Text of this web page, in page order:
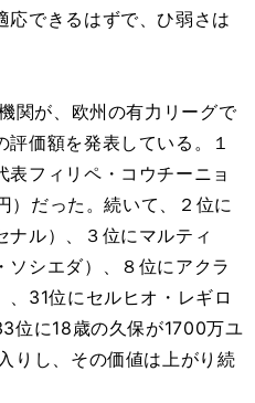
応できるはずで、ひ弱さは
関が、欧州の有力リーグで
価額を発表している。１
フィリペ・コウチーニョ
）だった。続いて、２位に
ナル）、３位にマルティ
ソシエダ）、８位にアクラ
31位にセルヒオ・レギロ
位に18歳の久保が1700万ユ
りし、その価値は上がり続